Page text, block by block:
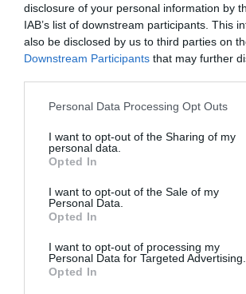
disclosure of your personal information by
IAB’s list of downstream participants. This
also be disclosed by us to third parties on
Downstream Participants that may further
Please note that this website/app uses one
not limited to your visit or usage behaviour.
grant or deny consent to Google and its
use your data for below specified purposes
consent section.
Personal Data Processing Opt Outs
I want to opt-out of the Sharing of my
personal data.
Opted In
I want to opt-out of the Sale of my
Personal Data.
Opted In
I want to opt-out of processing my
Personal Data for Targeted Advertising.
Opted In